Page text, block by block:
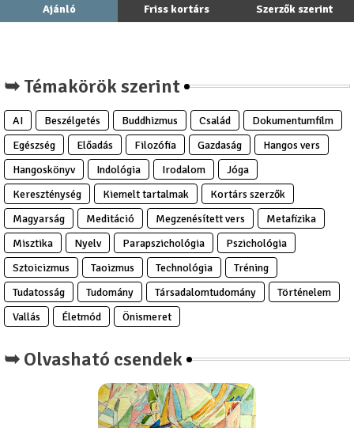
Ajánló Friss kortárs Szerzők szerint
➥ Témakörök szerint
AI Beszélgetés Buddhizmus Család
Dokumentumfilm
Egészség
Előadás Filozófia Gazdaság
Hangos vers
Hangoskönyv
Indológia Irodalom
Jóga
Kereszténység
Kiemelt tartalmak
Kortárs szerzők
Magyarság
Meditáció Megzenésített vers
Metafizika
Misztika
Nyelv Parapszichológia
Pszichológia
Sztoicizmus
Taoizmus Technológia
Tréning
Tudatosság
Tudomány Társadalomtudomány
Történelem
Vallás
Életmód Önismeret
➥ Olvasható csendek